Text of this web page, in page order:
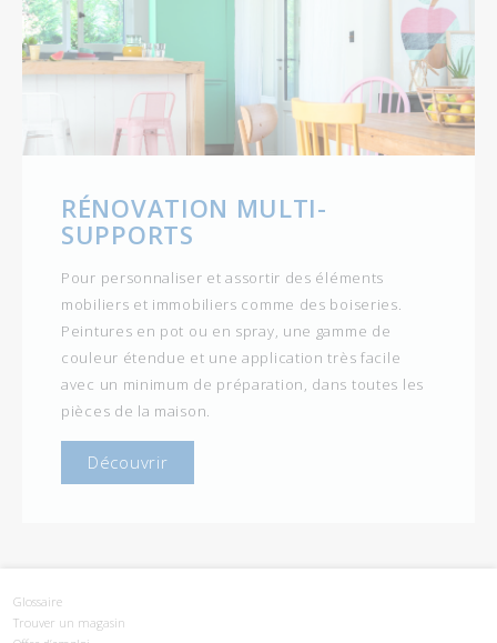
RÉNOVATION MULTI-
SUPPORTS
Pour personnaliser et assortir des éléments
mobiliers et immobiliers comme des boiseries.
Peintures en pot ou en spray, une gamme de
couleur étendue et une application très facile
avec un minimum de préparation, dans toutes les
pièces de la maison.
Découvrir
Glossaire
Trouver un magasin